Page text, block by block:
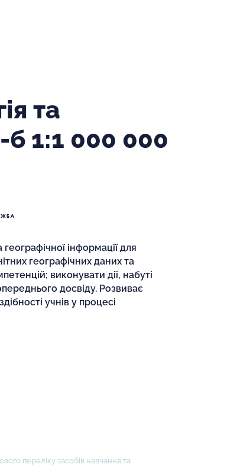
та
1:1 000 000
інформації для
географічних даних та
виконувати дії, набуті
досвіду. Розвиває
учнів у процесі
переліку засобів навчання та